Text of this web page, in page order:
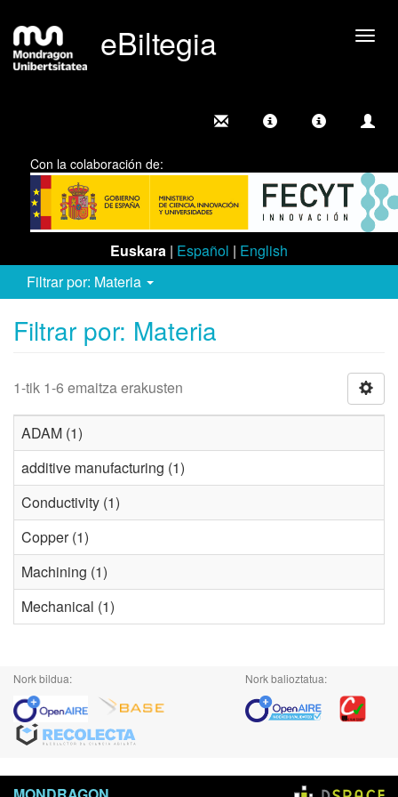
eBiltegia
Con la colaboración de:
Euskara | Español | English
Filtrar por: Materia
Filtrar por: Materia
1-tik 1-6 emaitza erakusten
ADAM (1)
additive manufacturing (1)
Conductivity (1)
Copper (1)
Machining (1)
Mechanical (1)
Nork bildua: Nork balioztatua: